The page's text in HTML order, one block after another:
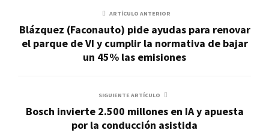
ARTÍCULO ANTERIOR
Blázquez (Faconauto) pide ayudas para renovar
el parque de VI y cumplir la normativa de bajar
un 45% las emisiones
SIGUIENTE ARTÍCULO
Bosch invierte 2.500 millones en IA y apuesta
por la conducción asistida